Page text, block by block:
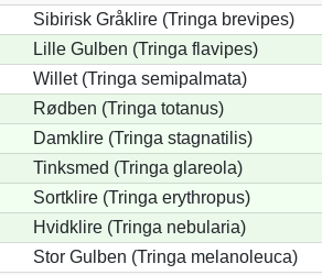
Sibirisk Gråklire (Tringa brevipes)
Lille Gulben (Tringa flavipes)
Willet (Tringa semipalmata)
Rødben (Tringa totanus)
Damklire (Tringa stagnatilis)
Tinksmed (Tringa glareola)
Sortklire (Tringa erythropus)
Hvidklire (Tringa nebularia)
Stor Gulben (Tringa melanoleuca)